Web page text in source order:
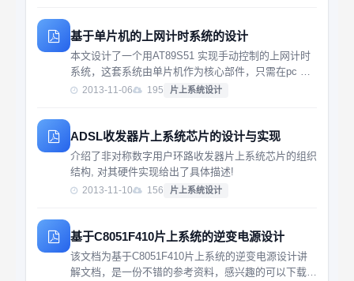
基于单片机的上网计时系统的设计
本文设计了一个用AT89S51 实现手动控制的上网计时
系统，这套系统由单片机作为核心部件，只需在pc 机
上网和断网时按下计时开关，计时器系统即开始自动计
2013-11-06 195 片上系统设计
ADSL收发器片上系统芯片的设计与实现
介绍了非对称数字用户环路收发器片上系统芯片的组织
结构, 对其硬件实现给出了具体描述!
2013-11-10 156 片上系统设计
基于C8051F410片上系统的逆变电源设计
该文档为基于C8051F410片上系统的逆变电源设计讲
解文档，是一份不错的参考资料，感兴趣的可以下载看